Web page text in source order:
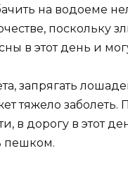
на водоеме
поскольку
в этот день и
запрягать
тяжело заболеть.
в дорогу в этот
пешком.